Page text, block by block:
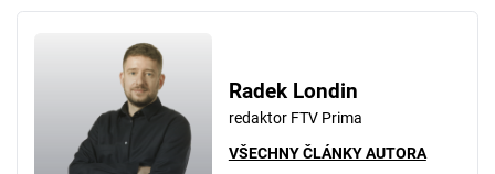
Radek Londin
redaktor FTV Prima
VŠECHNY ČLÁNKY AUTORA